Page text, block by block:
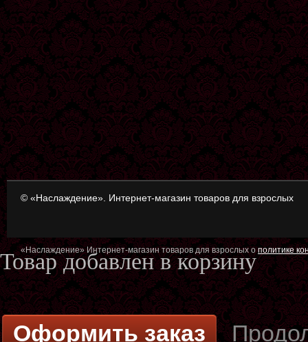
© «Наслаждение». Интернет-магазин товаров для взрослых
«Наслаждение» Интернет-магазин товаров для взрослых ополитике
Товар добавлен в корзину
Оформить заказ